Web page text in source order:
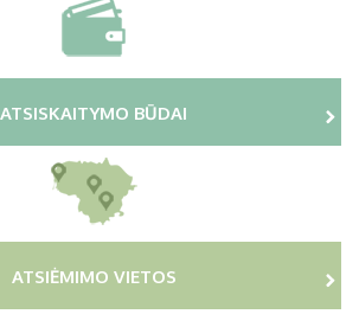
ATSISKAITYMO BŪDAI
ATSIĖMIMO VIETOS